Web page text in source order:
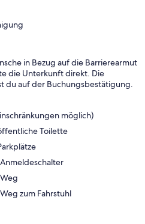
in Bezug auf die Barrierearmut
die Unterkunft direkt. Die
du auf der Buchungsbestätigung.
möglich)
Toilette
zum Fahrstuhl